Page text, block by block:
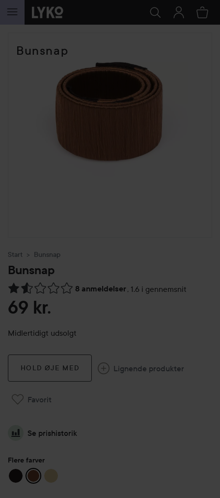
GÅ TIL INDHOLD
Bunsnap
Start Bunsnap
Bunsnap
8 anmeldelser, 1.6 i gennemsnit
Gå til Anmeldelser & kommentarer
69 kr.
Midlertidigt udsolgt
HOLD ØJE MED Lignende produkter
Favorit
Se prishistorik
Flere farver